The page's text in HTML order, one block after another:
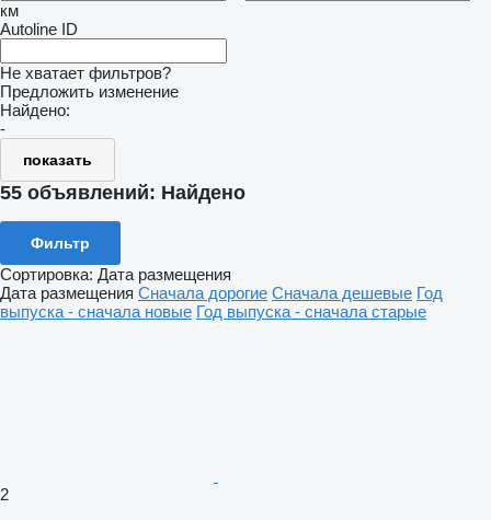
км
Autoline ID
Не хватает фильтров?
Предложить изменение
Найдено:
-
показать
55 объявлений: Найдено
Фильтр
Сортировка: Дата размещения
Дата размещения Сначала дорогие Сначала дешевые Год
выпуска - сначала новые Год выпуска - сначала старые
2